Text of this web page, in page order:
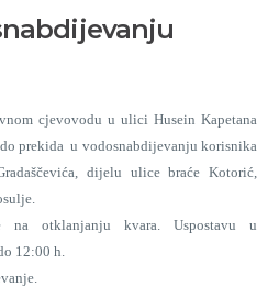
cjevovodu u ulici Husein Kapetana
prekida u vodosnabdijevanju korisnika
dijelu ulice braće Kotorić,
otklanjanju kvara. Uspostavu u
12:00 h.